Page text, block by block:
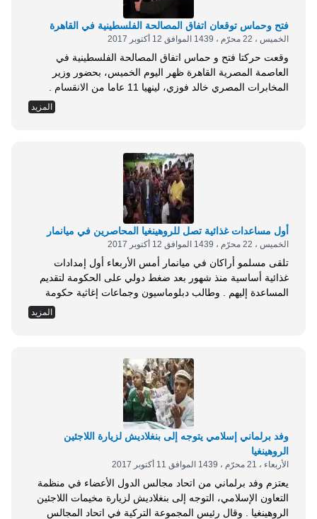
فتح وحماس توقعان اتفاق المصالحة الفلسطينية في القاهرة
الخميس ، 22 محرّم ، 1439 الموافق 12 أكتوبر 2017
وقعت حركتا فتح و حماس اتفاق المصالحة الفلسطينية في
العاصمة المصرية القاهرة ظهر اليوم الخميس، بحضور وزير
ووقع عن حركة فتح عزام الاحمد، عضو اللجنة المركزية للحركة،
فيما وقع عن حركة حماس صالح العاروري، نائب رئيس المكتب
المزيد
أول مساعدات غذائية تصل للروهينغيا المحاصرين في ميانمار
الخميس ، 22 محرّم ، 1439 الموافق 12 أكتوبر 2017
تلقى مسلمو أراكان في ميانمار أمس الأربعاء أول إمدادات
غذائية أساسية منذ شهور بعد ضغط دولي على الحكومة لتقديم
المساعدة إليهم . وطالب دبلوماسيون وجماعات إغاثية حكومة
ميانمار بالتحرك بعدما نشرت رويترز تقريرا حصريا عن الوضع
السيئ الذى يعانى منه آلاف الروهينغيا المسلمين في قرى (آه
المزيد
وفد برلماني إسلامي يتوجه إلى بنغلاديش لزيارة اللاجئين
الروهينغيا
الأربعاء ، 21 محرّم ، 1439 الموافق 11 أكتوبر 2017
يعتزم وفد برلماني من اتحاد مجالس الدول الأعضاء في منظمة
التعاون الإسلامي، التوجه إلى بنغلاديش لزيارة مخيمات اللاجئين
الروهينغيا . وقال رئيس المجموعة التركية في اتحاد المجالس